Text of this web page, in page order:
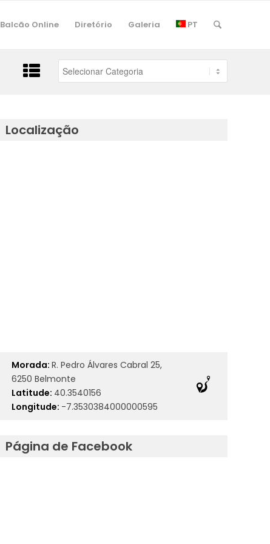
Balcão Online Diretório Galeria PT
Localização
Morada: R. Pedro Álvares Cabral 25,
6250 Belmonte
Latitude: 40.3540156
Longitude: -7.3530384000000595
Página de Facebook